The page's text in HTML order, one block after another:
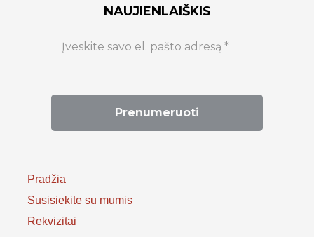
NAUJIENLAIŠKIS
Pradžia
Susisiekite su mumis
Rekvizitai